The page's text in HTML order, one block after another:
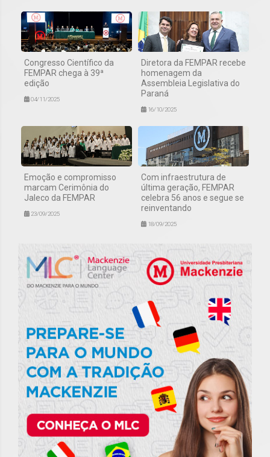
Congresso Científico da
FEMPAR chega à 39ª
edição
04/11/2025
Diretora da FEMPAR recebe
homenagem da
Assembleia Legislativa do
Paraná
16/10/2025
Emoção e compromisso
marcam Cerimônia do
Jaleco da FEMPAR
23/09/2025
Com infraestrutura de
última geração, FEMPAR
celebra 56 anos e segue se
reinventando
18/09/2025